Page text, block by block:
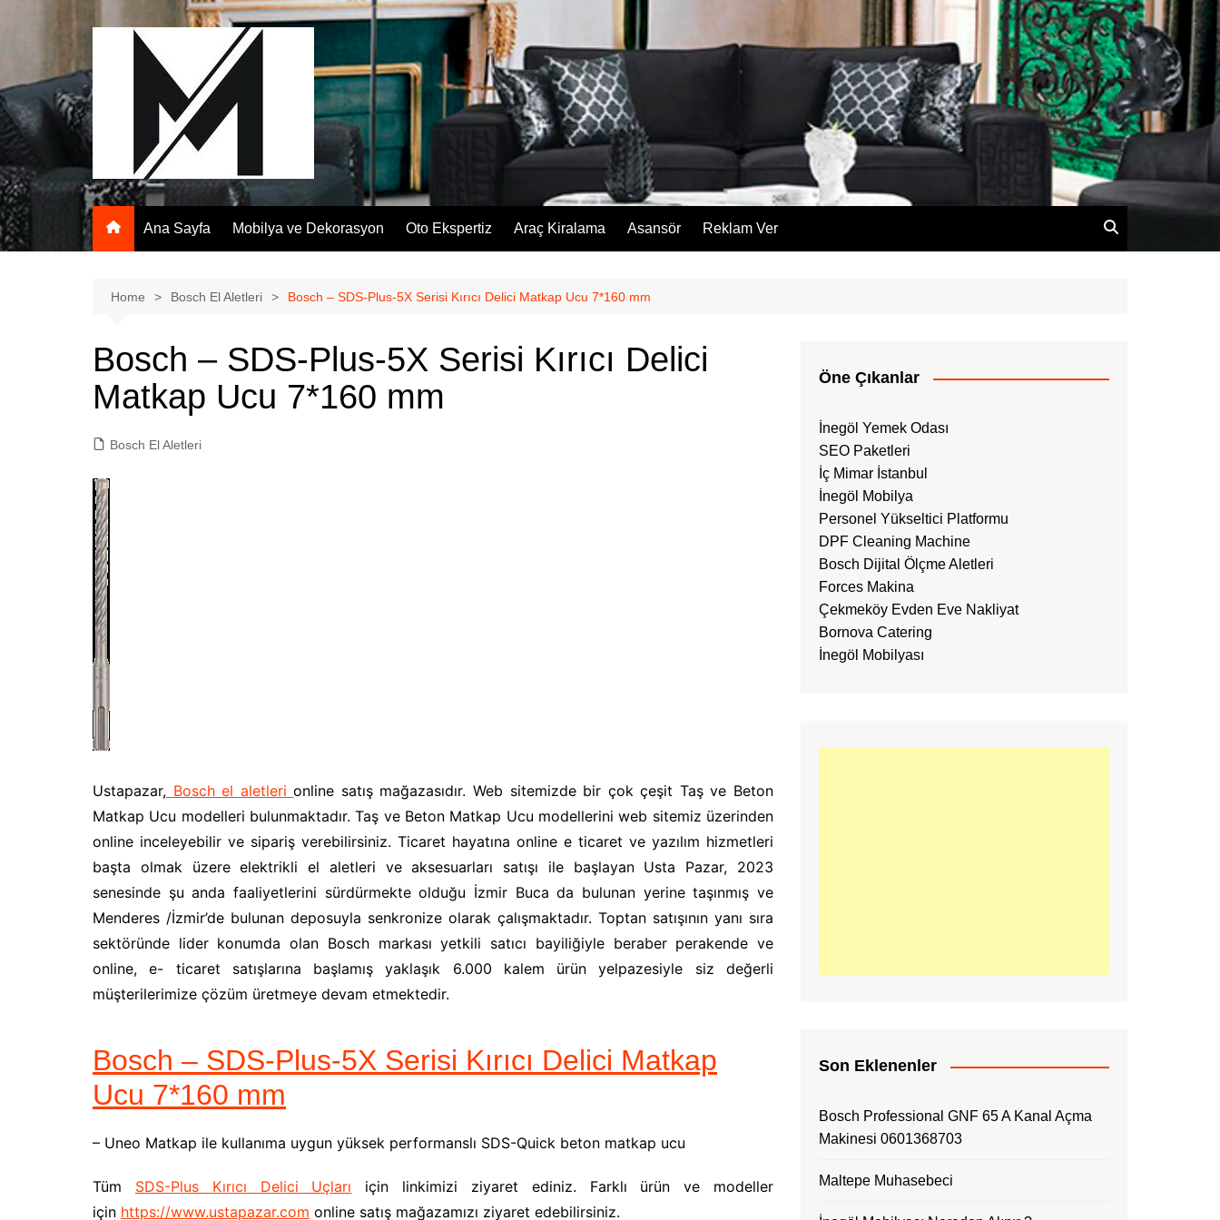
Ana Sayfa Mobilya ve Dekorasyon Oto Ekspertiz Araç Kiralama Asansör Reklam Ver
Home Bosch El Aletleri Bosch – SDS-Plus-5X Serisi Kırıcı Delici Matkap Ucu 7*160 mm
Bosch – SDS-Plus-5X Serisi Kırıcı Delici
Matkap Ucu 7*160 mm
Bosch El Aletleri
Ustapazar, Bosch el aletlerionline satış mağazasıdır. Web sitemizde bir çok çeşit Taş ve Beton
Matkap Ucu modelleri bulunmaktadır. Taş ve Beton Matkap Ucu modellerini web sitemiz üzerinden
online inceleyebilir ve sipariş verebilirsiniz. Ticaret hayatına online e ticaret ve yazılım hizmetleri
başta olmak üzere elektrikli el aletleri ve aksesuarları satışı ile başlayan Usta Pazar, 2023
senesinde şu anda faaliyetlerini sürdürmekte olduğu İzmir Buca da bulunan yerine taşınmış ve
Menderes /İzmir’de bulunan deposuyla senkronize olarak çalışmaktadır. Toptan satışının yanı sıra
sektöründe lider konumda olan Bosch markası yetkili satıcı bayiliğiyle beraber perakende ve
online, e- ticaret satışlarına başlamış yaklaşık 6.000 kalem ürün yelpazesiyle siz değerli
müşterilerimize çözüm üretmeye devam etmektedir.
Bosch – SDS-Plus-5X Serisi Kırıcı Delici Matkap
Ucu 7*160 mm
– Uneo Matkap ile kullanıma uygun yüksek performanslı SDS-Quick beton matkap ucu
Tüm SDS-Plus Kırıcı Delici Uçları için linkimizi ziyaret ediniz. Farklı ürün ve modeller
için https://www.ustapazar.com online satış mağazamızı ziyaret edebilirsiniz.
Öne Çıkanlar
İnegöl Yemek Odası
SEO Paketleri
İç Mimar İstanbul
İnegöl Mobilya
Personel Yükseltici Platformu
DPF Cleaning Machine
Bosch Dijital Ölçme Aletleri
Forces Makina
Çekmeköy Evden Eve Nakliyat
Bornova Catering
İnegöl Mobilyası
Son Eklenenler
Bosch Professional GNF 65 A Kanal Açma
Makinesi 0601368703
Maltepe Muhasebeci